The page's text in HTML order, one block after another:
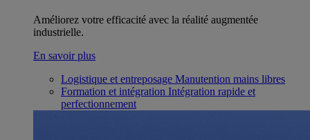
Améliorez votre efficacité avec la réalité augmentée
industrielle.
En savoir plus
Logistique et entreposage Manutention mains libres
Formation et intégration Intégration rapide et
perfectionnement